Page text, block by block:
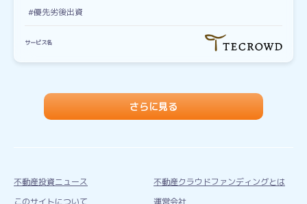
#優先劣後出資
サービス名
さらに見る
不動産投資ニュース
不動産クラウドファンディングとは